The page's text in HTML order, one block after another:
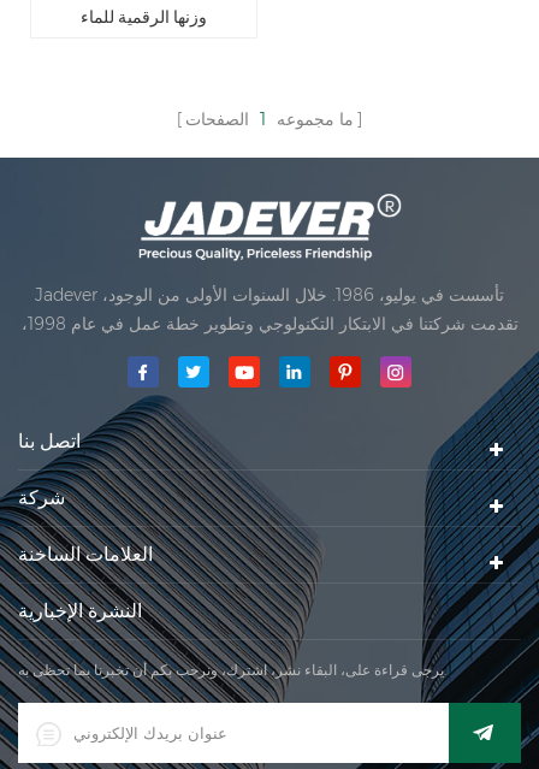
وزنها الرقمية للماء
ما مجموعه 1 الصفحات
Jadever تأسست في يوليو، 1986. خلال السنوات الأولى من الوجود،
تقدمت شركتنا في الابتكار التكنولوجي وتطوير خطة عمل في عام 1998،
حققت شركتنا هدف الجودة الرئيسية، متى تلقت أول منتجاتنا موافقة من
مقياس المحدودةكان تأسيس تقع من
اتصل بنا
شركة
العلامات الساخنة
النشرة الإخبارية
يرجى قراءة على، البقاء نشر، اشترك، ونرحب بكم أن تخبرنا بما تحظى به.